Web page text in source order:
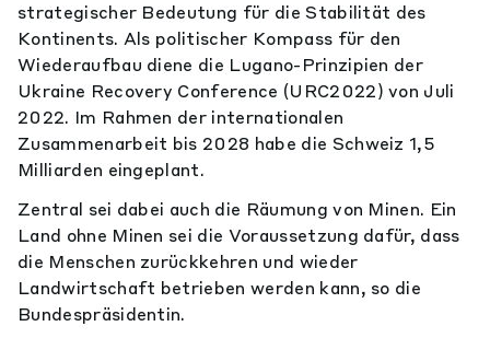
strategischer Bedeutung für die Stabilität des
Kontinents. Als politischer Kompass für den
Wiederaufbau diene die Lugano-Prinzipien der
Ukraine Recovery Conference (URC2022) von Juli
2022. Im Rahmen der internationalen
Zusammenarbeit bis 2028 habe die Schweiz 1,5
Milliarden eingeplant.
Zentral sei dabei auch die Räumung von Minen. Ein
Land ohne Minen sei die Voraussetzung dafür, dass
die Menschen zurückkehren und wieder
Landwirtschaft betrieben werden kann, so die
Bundespräsidentin.